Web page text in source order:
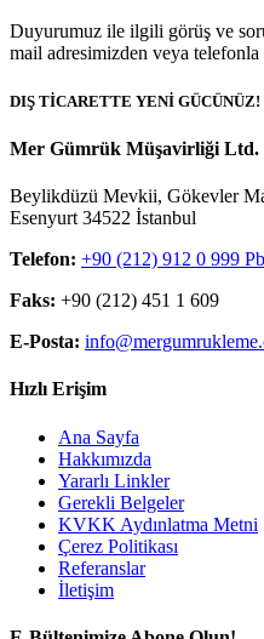
Duyurumuz ile ilgili görüş ve
mail adresimizden veya
DIŞ TİCARETTE YENİ GÜCÜNÜZ!
Mer Gümrük Müşavirliği Ltd.
Beylikdüzü Mevkii, Gökevler
Esenyurt 34522 İstanbul
Telefon: +90 (212) 912 0 999
Faks: +90 (212) 451 1 609
E-Posta:
Hızlı Erişim
Ana Sayfa
Hakkımızda
Yararlı Linkler
Gerekli Belgeler
KVKK Aydınlatma Metni
Çerez Politikası
Referanslar
İletişim